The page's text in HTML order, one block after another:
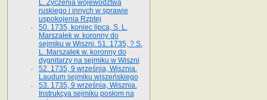
L. Życzenia województwa
ruskiego i innych w sprawie
uspokojenia Rzptej
50. 1735, koniec lipca, S. L.
Marszałek w. koronny do
sejmiku w Wiszni. 51. 1735, ? S.
L. Marszałek w. koronny do
dygnitarzy na sejmiku w Wiszni
52. 1735, 9 września, Wisznia.
Laudum sejmiku wiszeńskiego
53. 1735, 9 września, Wisznia.
Instrukcya sejmiku posłom na